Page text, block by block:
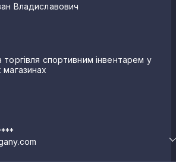
Владиславович
торгівля спортивним інвентарем у
магазинах